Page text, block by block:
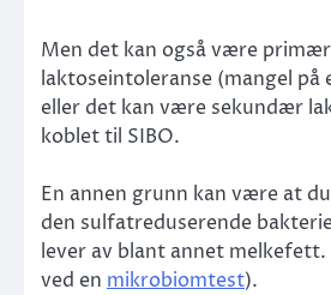
Men det kan også være primær
laktoseintoleranse (mangel på
eller det kan være sekundær
koblet til SIBO.
En annen grunn kan være at
den sulfatreduserende
lever av blant annet melkefett.
ved en mikrobiomtest).